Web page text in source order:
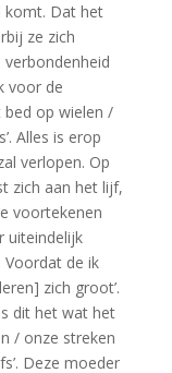
komt. Dat het
ze zich
voor de
bed op wielen /
Alles is erop
verlopen. Op
zich aan het lijf,
voortekenen
uiteindelijk
Voordat de ik
zich groot’.
dit het wat het
/ onze streken
Deze moeder